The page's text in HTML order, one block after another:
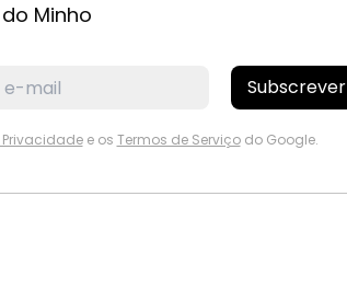
Minho
Subscrever
e os Termos de Serviçodo Google.